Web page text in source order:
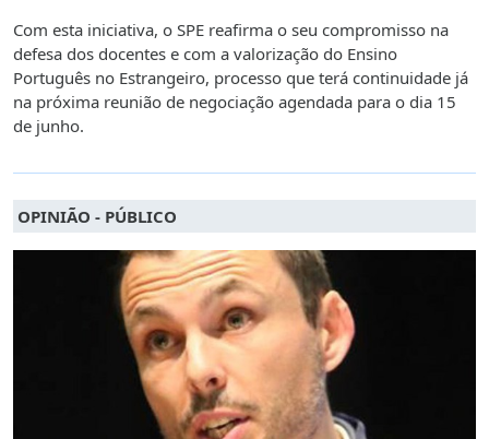
Com esta iniciativa, o SPE reafirma o seu compromisso na
defesa dos docentes e com a valorização do Ensino
Português no Estrangeiro, processo que terá continuidade já
na próxima reunião de negociação agendada para o dia 15
de junho.
OPINIÃO - PÚBLICO